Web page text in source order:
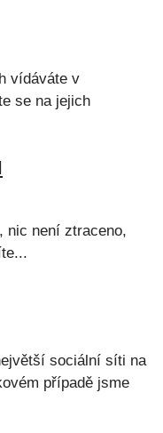
vídáváte v
se na jejich
nic není ztraceno,
sociální síti na
případě jsme